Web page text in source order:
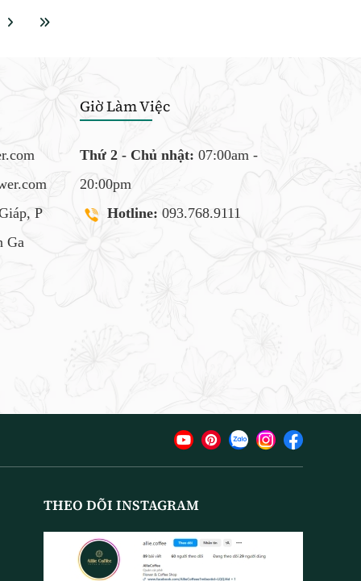
P
Ga
Giờ Làm Việc
Thứ 2 - Chủ nhật: 07:00am -
20:00pm
Hotline: 093.768.9111
THEO DÕI INSTAGRAM